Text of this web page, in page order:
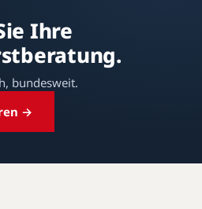
Ihre
bundesweit.
→